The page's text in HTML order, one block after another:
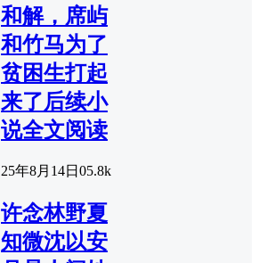
和解，席屿
和竹马为了
贫困生打起
来了后续小
说全文阅读
25年8月14日 05.8k
许念林野夏
知微沈以安